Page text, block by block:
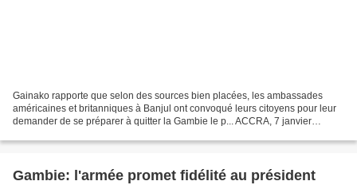
Gainako rapporte que selon des sources bien placées, les ambassades
américaines et britanniques à Banjul ont convoqué leurs citoyens pour leur
demander de se préparer à quitter la Gambie le p... ACCRA, 7 janvier
Gambie: l'armée promet fidélité au président